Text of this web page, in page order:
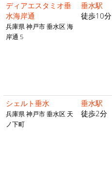
ディアエスタミオ垂
水海岸通
兵庫県 神戸市 垂水区 海
岸通 5
垂水駅
徒歩10分
シェルト垂水
兵庫県 神戸市 垂水区 天
ノ下町
垂水駅
徒歩2分